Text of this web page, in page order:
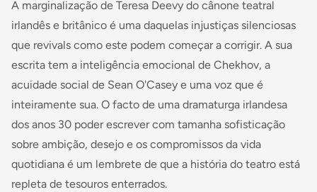
A marginalização de Teresa Deevy do cânone teatral
irlandês e britânico é uma daquelas injustiças silenciosas
que revivals como este podem começar a corrigir. A sua
escrita tem a inteligência emocional de Chekhov, a
acuidade social de Sean O'Casey e uma voz que é
inteiramente sua. O facto de uma dramaturga irlandesa
dos anos 30 poder escrever com tamanha sofisticação
sobre ambição, desejo e os compromissos da vida
quotidiana é um lembrete de que a história do teatro está
repleta de tesouros enterrados.